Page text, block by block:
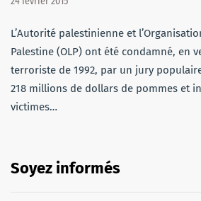
L’Autorité palestinienne et
Palestine (OLP) ont été condamné, en
terroriste de 1992, par un jury
218 millions de dollars de pommes et
victimes…
Soyez informés